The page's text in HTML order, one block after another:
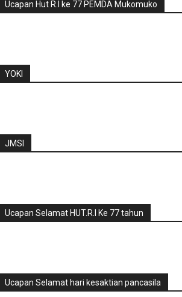
Ucapan Hut R.I ke 77 PEMDA Mukomuko
YOKI
JMSI
Ucapan Selamat HUT.R.I Ke 77 tahun
Ucapan Selamat hari kesaktian pancasila